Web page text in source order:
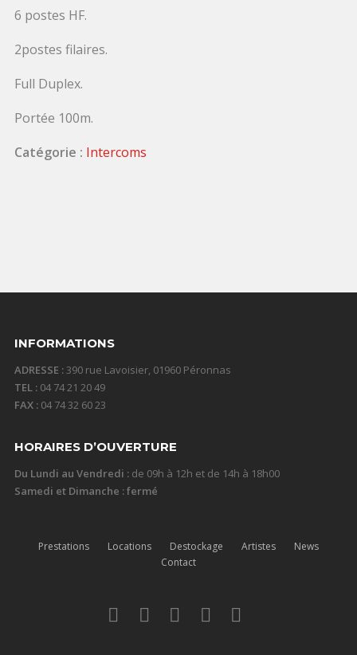
6 postes HF.
2postes filaires.
Full Duplex.
Portée 100m.
Catégorie : Intercoms
INFORMATIONS
ADRESSE :390 rue Lavoisier, 01960 Péronnas
TEL :04 74 21 20 49
FAX :04 74 32 60 23
HORAIRES D’OUVERTURE
Du Lundi au Vendredi :de 09h à 12h et de 14h à 18h00
Samedi et Dimanche : fermé
Prestations Locations Destockage Artistes
News
Contact